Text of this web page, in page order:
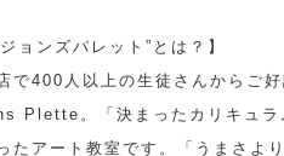
ンズパレット”とは？】
で400人以上の生徒さんからご
Plette。「決まったカリキュラ
たアート教室です。「うまさよ